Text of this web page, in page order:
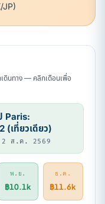
JP)
ดินทาง — คลิกเดือนเพื่อ
Paris:
(เที่ยวเดียว)
2 ส.ค. 2569
พ.ย.
฿10.1k
ธ.ค.
฿11.6k